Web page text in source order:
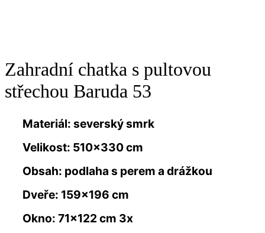
Zahradní chatka s pultovou
střechou Baruda 53
Materiál: severský smrk
Velikost: 510×330 cm
Obsah: podlaha s perem a drážkou
Dveře: 159×196 cm
Okno: 71×122 cm 3x